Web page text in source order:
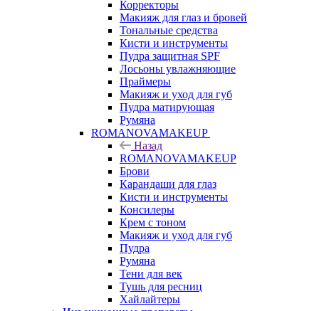
Корректоры
Макияж для глаз и бровей
Тональные средства
Кисти и инструменты
Пудра защитная SPF
Лосьоны увлажняющие
Праймеры
Макияж и уход для губ
Пудра матирующая
Румяна
ROMANOVAMAKEUP
Назад
ROMANOVAMAKEUP
Брови
Карандаши для глаз
Кисти и инструменты
Консилеры
Крем с тоном
Макияж и уход для губ
Пудра
Румяна
Тени для век
Тушь для ресниц
Хайлайтеры